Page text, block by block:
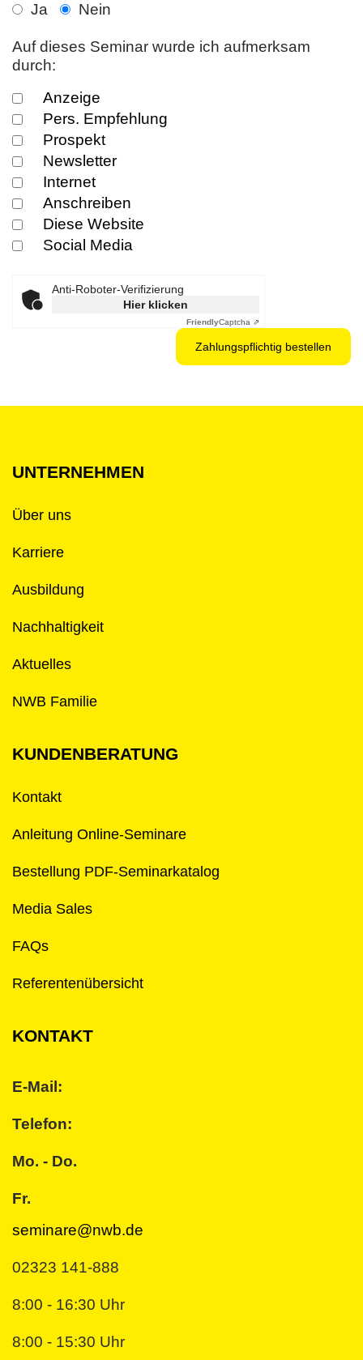
Ja
Nein
Auf dieses Seminar wurde ich aufmerksam
durch:
Anzeige
Pers. Empfehlung
Prospekt
Newsletter
Internet
Anschreiben
Diese Website
Social Media
Anti-Roboter-Verifizierung
Hier klicken
FriendlyCaptcha ⇗
UNTERNEHMEN
Über uns
Karriere
Ausbildung
Nachhaltigkeit
Aktuelles
NWB Familie
KUNDENBERATUNG
Kontakt
Anleitung Online-Seminare
Bestellung PDF-Seminarkatalog
Media Sales
FAQs
Referentenübersicht
KONTAKT
E-Mail:
Telefon:
Mo. - Do.
Fr.
seminare@nwb.de
02323 141-888
8:00 - 16:30 Uhr
8:00 - 15:30 Uhr